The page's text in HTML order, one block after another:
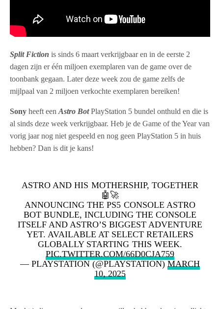
Split Fiction is sinds 6 maart verkrijgbaar en in de eerste 2
dagen zijn er één miljoen exemplaren van de game over de
toonbank gegaan. Later deze week zou de game zelfs de
mijlpaal van 2 miljoen verkochte exemplaren bereiken!
Sony heeft eenAstro Bot PlayStation 5 bundel onthuld en die is
al sinds deze week verkrijgbaar. Heb je de Game of the Year van
vorig jaar nog niet gespeeld en nog geen PlayStation 5 in huis
hebben? Dan is dit je kans!
ASTRO AND HIS MOTHERSHIP, TOGETHER
🤖🚀
ANNOUNCING THE PS5 CONSOLE ASTRO
BOT BUNDLE, INCLUDING THE CONSOLE
ITSELF AND ASTRO’S BIGGEST ADVENTURE
YET. AVAILABLE AT SELECT RETAILERS
GLOBALLY STARTING THIS WEEK.
PIC.TWITTER.COM/66D0CJA759
— PLAYSTATION (@PLAYSTATION)MARCH
10, 2025